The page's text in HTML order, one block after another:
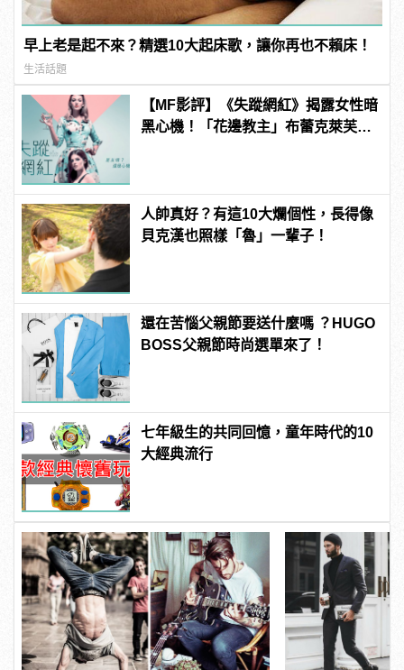
早上老是起不來？精選10大起床歌，讓你再也不賴床！
生活話題
【MF影評】《失蹤網紅》揭露女性暗
黑心機！「花邊教主」布蕾克萊芙莉
人帥真好？有這10大爛個性，長得像
貝克漢也照樣「魯」一輩子！
還在苦惱父親節要送什麼嗎 ？HUGO
BOSS父親節時尚選單來了！
七年級生的共同回憶，童年時代的10
大經典流行